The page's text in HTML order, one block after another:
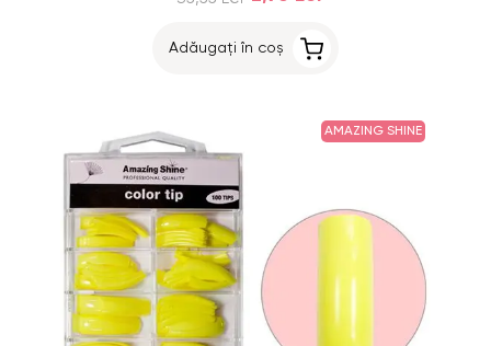
Adăugați în coș
AMAZING SHINE